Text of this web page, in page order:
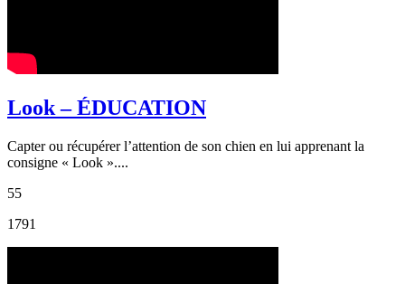
Look – ÉDUCATION
Capter ou récupérer l’attention de son chien en lui apprenant la
consigne « Look »....
55
1791